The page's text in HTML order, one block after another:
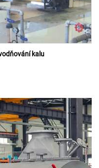
kalu